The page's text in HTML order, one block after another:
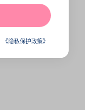
《隐私保护政策》